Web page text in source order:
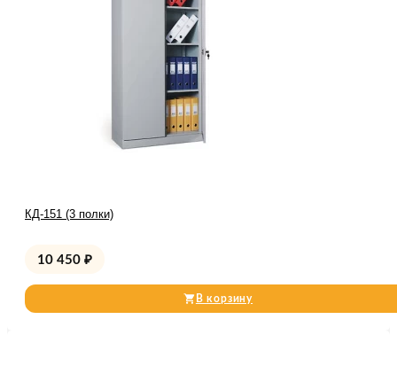
КД-151 (3 полки)
10 450 ₽
В корзину